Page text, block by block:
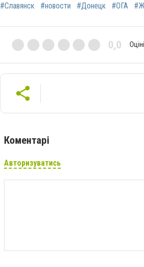
#Славянск #новости #Донецк #ОГА
0,0
Коментарі
Авторизуватись